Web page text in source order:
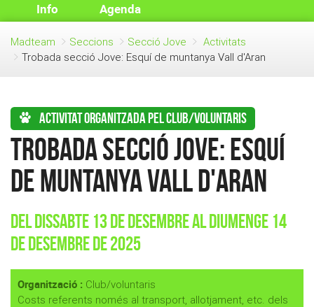
FES-TE SOCI
Info Agenda
Madteam Seccions Secció Jove
Activitats
Trobada secció Jove: Esquí de muntanya Vall d'Aran
Activitat organitzada pel club/voluntaris
Trobada secció Jove: Esquí
de muntanya Vall d'Aran
Del Dissabte 13 de Desembre al Diumenge 14
de Desembre de 2025
Organització : Club/voluntaris
Costs referents només al transport, allotjament, etc. dels